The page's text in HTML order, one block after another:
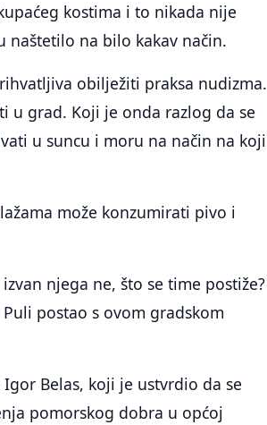
kostima i to nikada nije
na bilo kakav način.
obilježiti praksa nudizma.
u grad. Koji je onda razlog da se
u suncu i moru na način na koji
može konzumirati pivo i
njega ne, što se time postiže?
postao s ovom gradskom
Belas, koji je ustvrdio da se
pomorskog dobra u općoj